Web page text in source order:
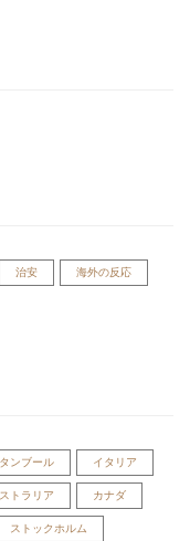
治安 海外の反応
ンブール イタリア
トラリア カナダ
ストックホルム